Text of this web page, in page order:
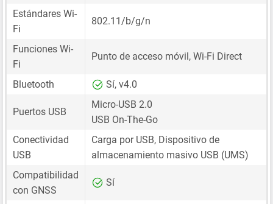
Estándares Wi-
Fi
802.11/b/g/n
Funciones Wi-
Fi
Punto de acceso móvil, Wi-Fi Direct
Bluetooth Sí, v4.0
Puertos USB
Micro-USB 2.0
USB On-The-Go
Conectividad
USB
Carga por USB, Dispositivo de
almacenamiento masivo USB (UMS)
Compatibilidad
con GNSS
Sí